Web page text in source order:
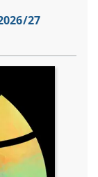
27